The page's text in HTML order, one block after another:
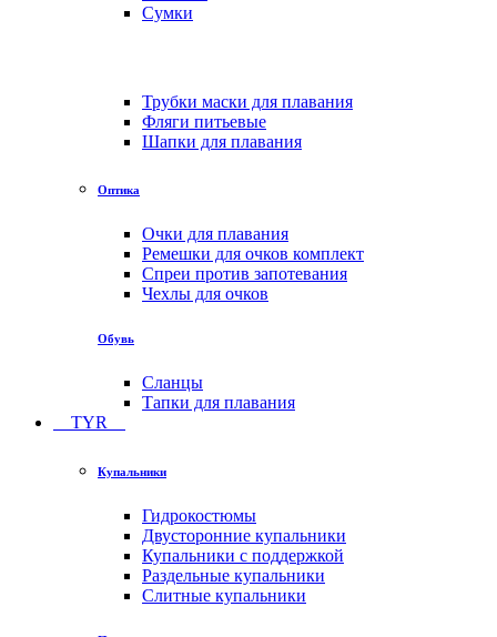
Сумки
Трубки маски для плавания
Фляги питьевые
Шапки для плавания
Оптика
Очки для плавания
Ремешки для очков комплект
Спреи против запотевания
Чехлы для очков
Обувь
Сланцы
Тапки для плавания
TYR
Купальники
Гидрокостюмы
Двусторонние купальники
Купальники с поддержкой
Раздельные купальники
Слитные купальники